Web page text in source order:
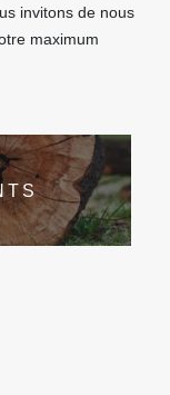
invitons de nous
maximum